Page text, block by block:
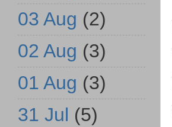
03 Aug (2)
02 Aug (3)
01 Aug (3)
31 Jul (5)